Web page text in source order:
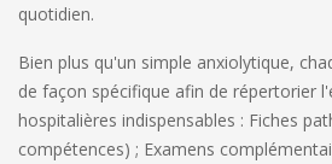
quotidien.
Bien plus qu'un simple anxiolytique,
de façon spécifique afin de répertorier
hospitalières indispensables : Fiches
compétences) ; Examens